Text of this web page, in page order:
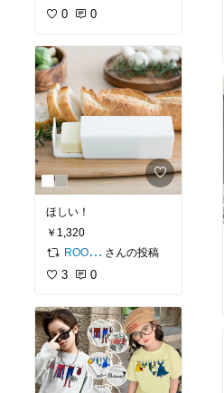
0 0
ほしい！
￥1,320
ROOM編集部
さんの投稿
3 0